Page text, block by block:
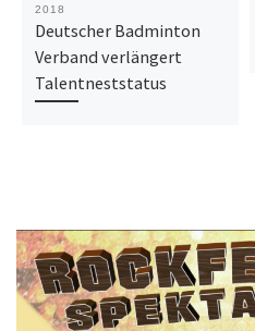
2018
Deutscher Badminton
Verband verlängert
Talentneststatus